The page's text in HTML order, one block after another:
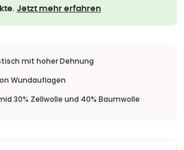
. Jetzt mehr erfahren
mit hoher Dehnung
Wundauflagen
30% Zellwolle und 40% Baumwolle